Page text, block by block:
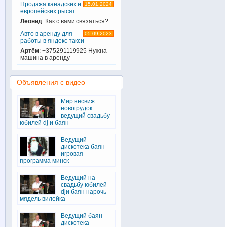
15.01.2024
Продажа канадских и
европейских рысят
Леонид: Как с вами связаться?
05.09.2023
Авто в аренду для
работы в яндекс такси
Артём: +375291119925 Нужна
машина в аренду
Объявления с видео
Мир несвиж
новогрудок
ведущий свадьбу
юбилей dj и баян
Ведущий
дискотека баян
игровая
программа минск
Ведущий на
свадьбу юбилей
djи баян нарочь
мядель вилейка
Ведущий баян
дискотека